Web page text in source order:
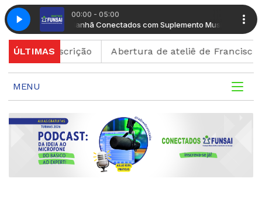
00:00 - 05:00
MusicalManhã Conectados com Suplemento Musical
ÚLTIMAS
de inscrição Abertura de ateliê de Francisco
MENU